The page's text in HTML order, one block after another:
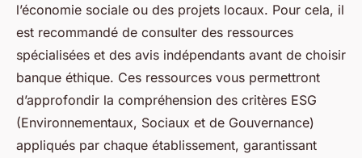
l’économie sociale ou des projets locaux. Pour cela, il
est recommandé de consulter des ressources
spécialisées et des avis indépendants avant de choisir
banque éthique. Ces ressources vous permettront
d’approfondir la compréhension des critères ESG
(Environnementaux, Sociaux et de Gouvernance)
appliqués par chaque établissement, garantissant